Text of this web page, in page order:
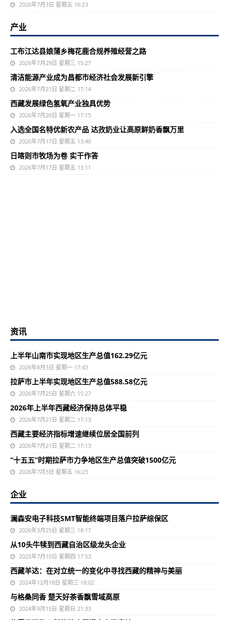
2026年7月3日 星期五 16:23
产业
工布江达县娘蒲乡梅花鹿合规养殖经营之路
2026年7月29日 星期三 15:27
清洁能源产业成为昌都市经济社会发展新引擎
2026年7月21日 星期二 17:14
西藏发展绿色氢氧产业独具优势
2026年7月20日 星期一 17:15
入选全国名特优新农产品 达孜奶业让高原鲜奶香飘万里
2026年7月17日 星期五 13:40
日喀则市牧场为卷 实干作答
2026年7月17日 星期五 13:11
资讯
上半年山南市实现地区生产总值162.29亿元
2026年8月3日 星期一 17:43
拉萨市上半年实现地区生产总值588.58亿元
2026年7月25日 星期六 15:27
2026年上半年西藏经济保持总体平稳
2026年7月21日 星期二 17:13
西藏主要经济指标增速继续位居全国前列
2026年7月21日 星期二 17:13
“十五五”时期拉萨市力争地区生产总值突破1500亿元
2026年7月3日 星期五 16:23
企业
澜森安电子科技SMT智能终端项目落户拉萨综保区
2026年3月25日 星期三 18:17
从10头牛犊到西藏自治区级龙头企业
2025年7月10日 星期四 17:53
西藏羊达：在对立统一的变化中寻找西藏的精神与美丽
2024年12月18日 星期三 18:02
与格桑同香 楚天好茶香飘雪域高原
2024年9月15日 星期日 21:33